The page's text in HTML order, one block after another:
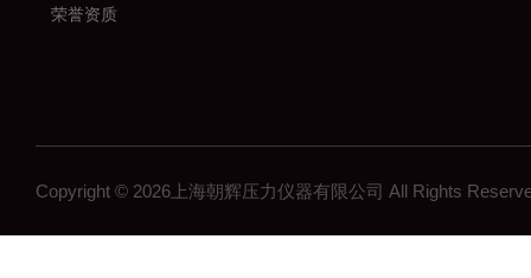
荣誉资质
Copyright © 2026上海朝辉压力仪器有限公司 All Rights